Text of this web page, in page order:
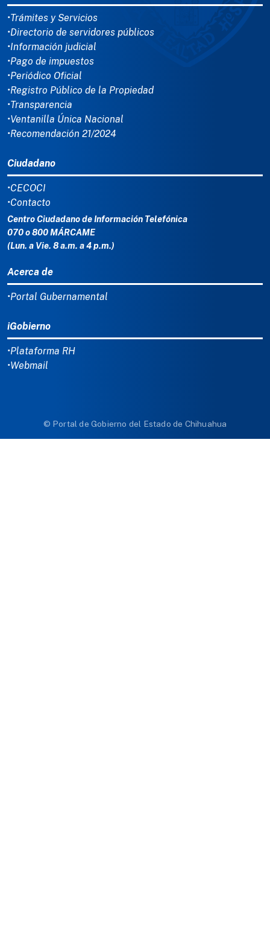
•Trámites y Servicios
•Directorio de servidores públicos
•Información judicial
•Pago de impuestos
•Periódico Oficial
•Registro Público de la Propiedad
•Transparencia
•Ventanilla Única Nacional
•Recomendación 21/2024
Ciudadano
•CECOCI
•Contacto
Centro Ciudadano de Información Telefónica
070 o 800 MÁRCAME
(Lun. a Vie. 8 a.m. a 4 p.m.)
Acerca de
•Portal Gubernamental
iGobierno
•Plataforma RH
•Webmail
© Portal de Gobierno del Estado de Chihuahua